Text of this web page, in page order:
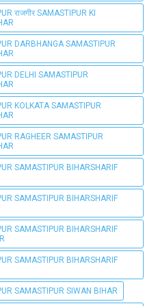
राजगीर SAMASTIPUR KI
DARBHANGA SAMASTIPUR
DELHI SAMASTIPUR
KOLKATA SAMASTIPUR
RAGHEER SAMASTIPUR
SAMASTIPUR BIHARSHARIF
SAMASTIPUR BIHARSHARIF
SAMASTIPUR BIHARSHARIF
SAMASTIPUR BIHARSHARIF
SAMASTIPUR SIWAN BIHAR